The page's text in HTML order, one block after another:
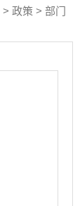
> 政策 > 部门